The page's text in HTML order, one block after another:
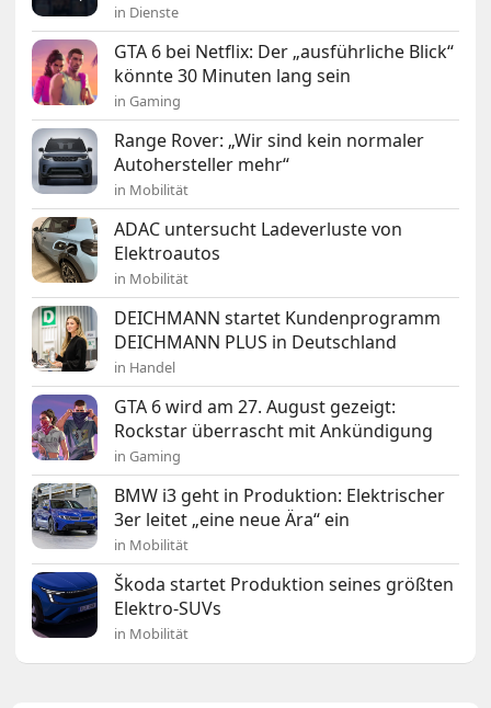
in Dienste
GTA 6 bei Netflix: Der „ausführliche Blick“
könnte 30 Minuten lang sein
in Gaming
Range Rover: „Wir sind kein normaler
Autohersteller mehr“
in Mobilität
ADAC untersucht Ladeverluste von
Elektroautos
in Mobilität
DEICHMANN startet Kundenprogramm
DEICHMANN PLUS in Deutschland
in Handel
GTA 6 wird am 27. August gezeigt:
Rockstar überrascht mit Ankündigung
in Gaming
BMW i3 geht in Produktion: Elektrischer
3er leitet „eine neue Ära“ ein
in Mobilität
Škoda startet Produktion seines größten
Elektro-SUVs
in Mobilität